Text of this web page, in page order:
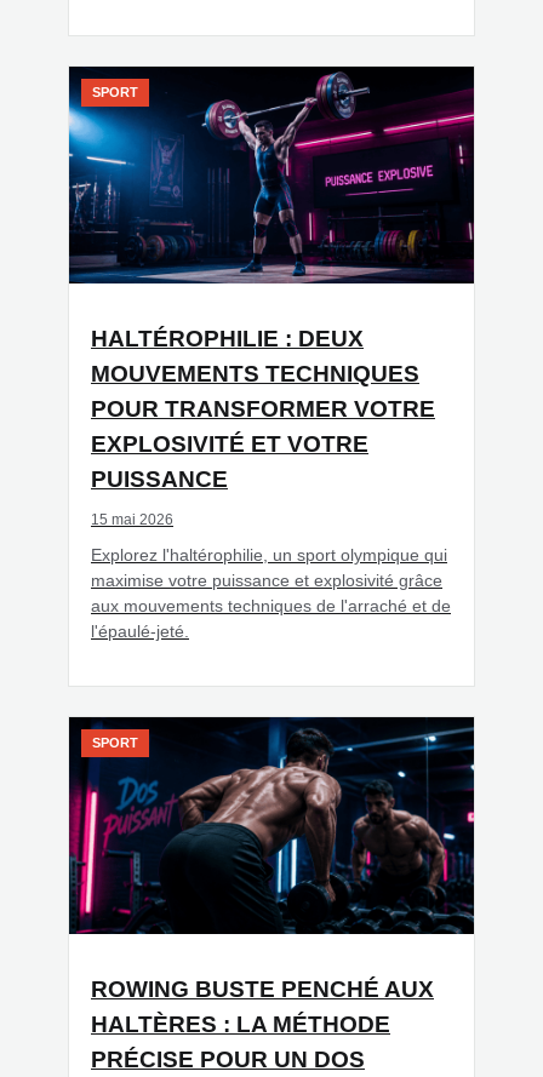
SPORT
HALTÉROPHILIE : DEUX
MOUVEMENTS TECHNIQUES
POUR TRANSFORMER VOTRE
EXPLOSIVITÉ ET VOTRE
PUISSANCE
15 mai 2026
Explorez l'haltérophilie, un sport olympique qui
maximise votre puissance et explosivité grâce
aux mouvements techniques de l'arraché et de
l'épaulé-jeté.
SPORT
ROWING BUSTE PENCHÉ AUX
HALTÈRES : LA MÉTHODE
PRÉCISE POUR UN DOS